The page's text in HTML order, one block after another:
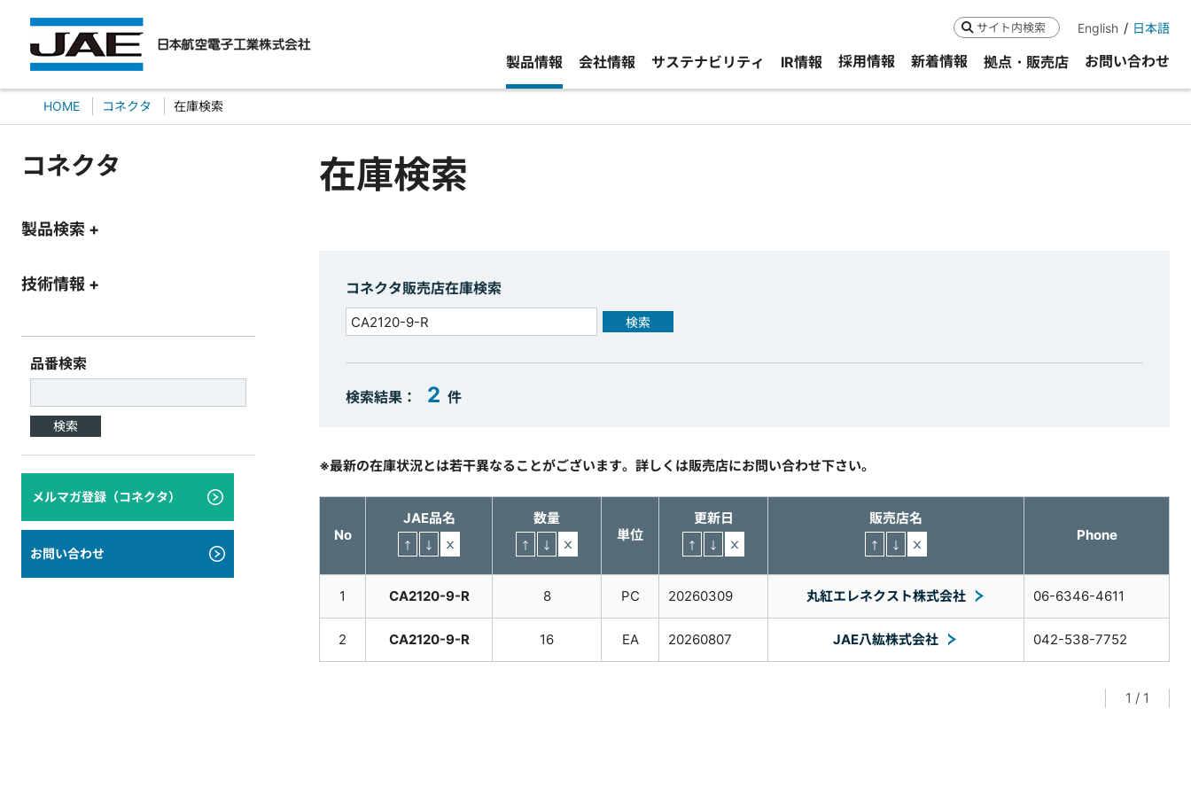
検索 English 日本語
製品情報 会社情報 サステナビリティ IR情報 採用情報 新着情報 拠点・販売店 お問い合わせ
HOME コネクタ 在庫検索
コネクタ
製品検索 +
技術情報 +
品番検索
検索
メルマガ登録（コネクタ）
お問い合わせ
在庫検索
コネクタ販売店在庫検索
検索
検索結果： 2 件
※最新の在庫状況とは若干異なることがございます。詳しくは販売店にお問い合わせ下さい。
No
JAE品名
数量
単位
更新日
販売店名
Phone
1 CA2120-9-R 8 PC 20260309 丸紅エレネクスト株式会社 06-6346-4611
2 CA2120-9-R 16 EA 20260807 JAE八紘株式会社 042-538-7752
1 / 1